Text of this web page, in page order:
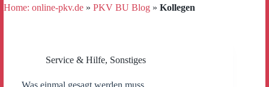
Home: online-pkv.de » PKV BU Blog » Kollegen
Service & Hilfe, Sonstiges
Was einmal gesagt werden muss